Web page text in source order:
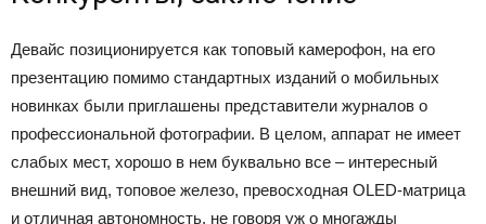
Девайс позиционируется как топовый камерофон, на его
презентацию помимо стандартных изданий о мобильных
новинках были приглашены представители журналов о
профессиональной фотографии. В целом, аппарат не имеет
слабых мест, хорошо в нем буквально все – интересный
внешний вид, топовое железо, превосходная OLED-матрица
и отличная автономность, не говоря уж о многажды